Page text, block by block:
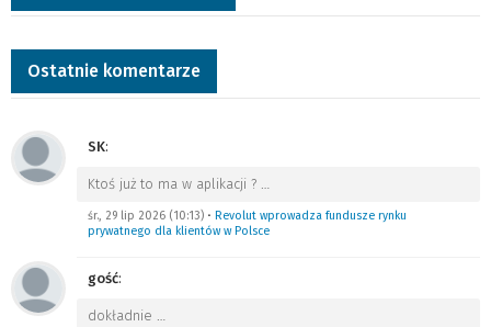
Ostatnie komentarze
SK:
Ktoś już to ma w aplikacji ?
śr., 29 lip 2026 (10:13) • Revolut wprowadza fundusze rynku
prywatnego dla klientów w Polsce
gość:
dokładnie